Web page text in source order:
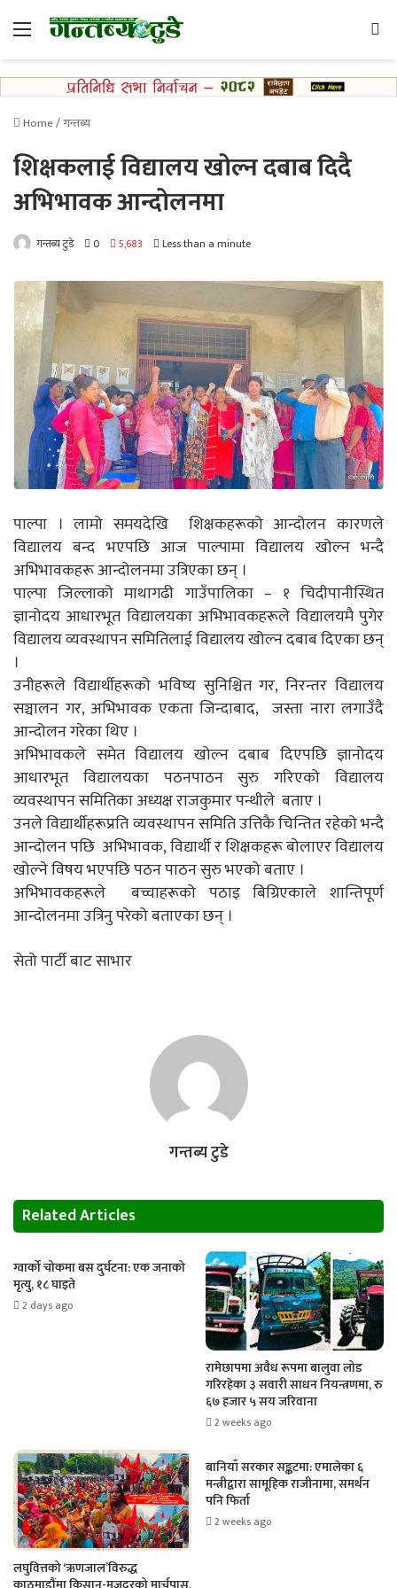
Menu
Home/गन्तब्य
शिक्षकलाई विद्यालय खोल्न दबाब दिदै
अभिभावक आन्दोलनमा
गन्तब्य टुडे 0 5,683 Less than a minute
पाल्पा । लामो समयदेखि शिक्षकहरूको आन्दोलन कारणले
विद्यालय बन्द भएपछि आज पाल्पामा विद्यालय खोल्न भन्दै
अभिभावकहरू आन्दोलनमा उत्रिएका छन् ।
पाल्पा जिल्लाको माथागढी गाउँपालिका – १ चिदीपानीस्थित
ज्ञानोदय आधारभूत विद्यालयका अभिभावकहरूले विद्यालयमै पुगेर
विद्यालय व्यवस्थापन समितिलाई विद्यालय खोल्न दबाब दिएका छन्
।
उनीहरूले विद्यार्थीहरूको भविष्य सुनिश्चित गर, निरन्तर विद्यालय
सञ्चालन गर, अभिभावक एकता जिन्दाबाद, जस्ता नारा लगाउँदै
आन्दोलन गरेका थिए ।
अभिभावकले समेत विद्यालय खोल्न दबाब दिएपछि ज्ञानोदय
आधारभूत विद्यालयका पठनपाठन सुरु गरिएको विद्यालय
व्यवस्थापन समितिका अध्यक्ष राजकुमार पन्थीले बताए ।
उनले विद्यार्थीहरूप्रति व्यवस्थापन समिति उत्तिकै चिन्तित रहेको भन्दै
आन्दोलन पछि अभिभावक, विद्यार्थी र शिक्षकहरू बोलाएर विद्यालय
खोल्ने विषय भएपछि पठन पाठन सुरु भएको बताए ।
अभिभावकहरूले बच्चाहरूको पठाइ बिग्रिएकाले शान्तिपूर्ण
आन्दोलनमा उत्रिनु परेको बताएका छन् ।
सेतो पार्टी बाट साभार
गन्तब्य टुडे
Related Articles
ग्वार्को चोकमा बस दुर्घटना: एक जनाको
मृत्यु, १८ घाइते
2 days ago
रामेछापमा अवैध रूपमा बालुवा लोड
गरिरहेका ३ सवारी साधन नियन्त्रणमा, रु
६७ हजार ५ सय जरिवाना
2 weeks ago
लघुवित्तको ‘ऋणजाल’विरुद्ध
बानियाँ सरकार सङ्कटमा: एमालेका ६
मन्त्रीद्वारा सामूहिक राजीनामा, समर्थन
पनि फिर्ता
2 weeks ago